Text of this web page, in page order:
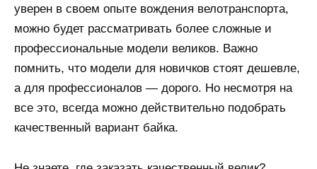
уверен в своем опыте вождения велотранспорта,
можно будет рассматривать более сложные и
профессиональные модели великов. Важно
помнить, что модели для новичков стоят дешевле,
а для профессионалов — дорого. Но несмотря на
все это, всегда можно действительно подобрать
качественный вариант байка.